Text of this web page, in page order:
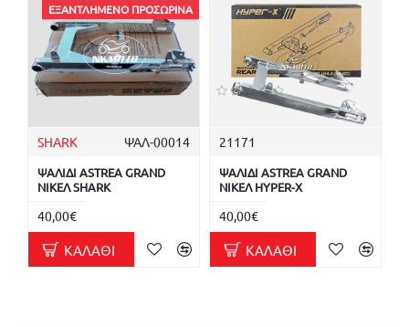
ΕΞΑΝΤΛΗΜΈΝΟ ΠΡΟΣΩΡΙΝΆ
SHARK ΨΑΛ-00014
ΨΑΛΙΔΙ ASTREA GRAND
ΝΙΚΕΛ SHARK
40,00€
ΚΑΛΆΘΙ
21171
ΨΑΛΙΔΙ ASTREA GRAND
ΝΙΚΕΛ HYPER-X
40,00€
ΚΑΛΆΘΙ